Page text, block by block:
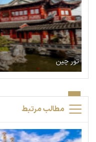
تور چین
مطالب مرتبط